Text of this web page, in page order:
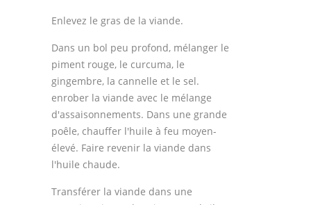
Enlevez le gras de la viande.
Dans un bol peu profond, mélanger le
piment rouge, le curcuma, le
gingembre, la cannelle et le sel.
enrober la viande avec le mélange
d'assaisonnements. Dans une grande
poêle, chauffer l'huile à feu moyen-
élevé. Faire revenir la viande dans
l'huile chaude.
Transférer la viande dans une